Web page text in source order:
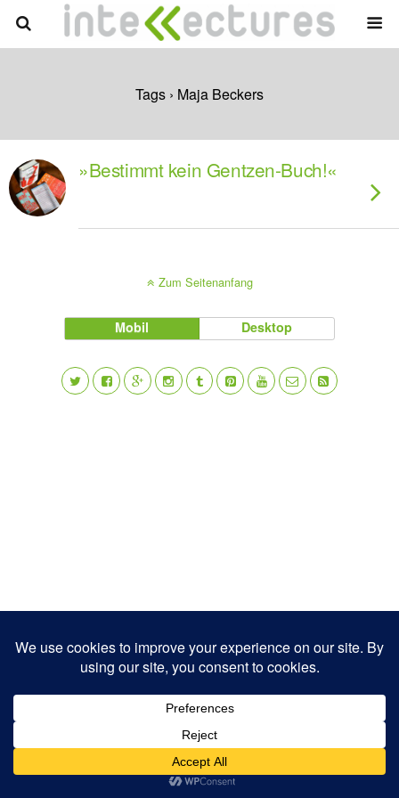
Tags › Maja Beckers
»Bestimmt kein Gentzen-Buch!«
Zum Seitenanfang
Mobil Desktop